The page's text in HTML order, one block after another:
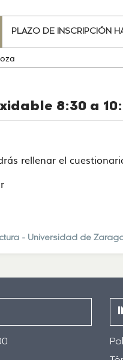
PLAZO DE INSCRIPCIÓN
8:30 a
rellenar el
- Universidad de